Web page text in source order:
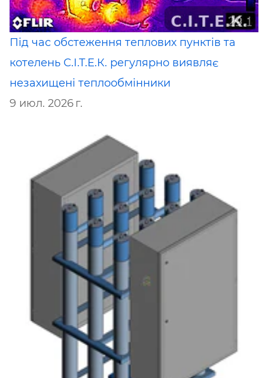
Під час обстеження теплових пунктів та
котелень С.І.Т.Е.К. регулярно виявляє
незахищені теплообмінники
9 июл. 2026 г.